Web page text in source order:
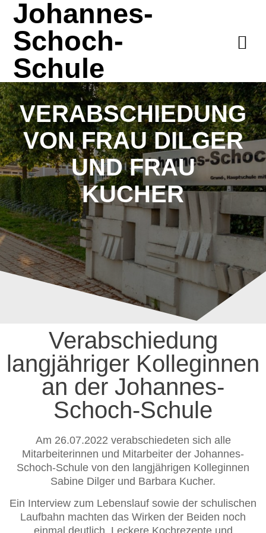
Johannes-
Schoch-
Schule
VERABSCHIEDUNG
VON FRAU DILGER
UND FRAU
KUCHER
Verabschiedung
langjähriger Kolleginnen
an der Johannes-
Schoch-Schule
Am 26.07.2022 verabschiedeten sich alle
Mitarbeiterinnen und Mitarbeiter der Johannes-
Schoch-Schule von den langjährigen Kolleginnen
Sabine Dilger und Barbara Kucher.
Ein Interview zum Lebenslauf sowie der schulischen
Laufbahn machten das Wirken der Beiden noch
einmal deutlich. Leckere Kochrezepte und